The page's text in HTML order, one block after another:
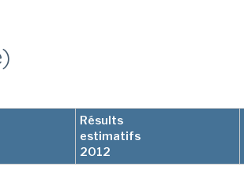
Résults
estimatifs
2012